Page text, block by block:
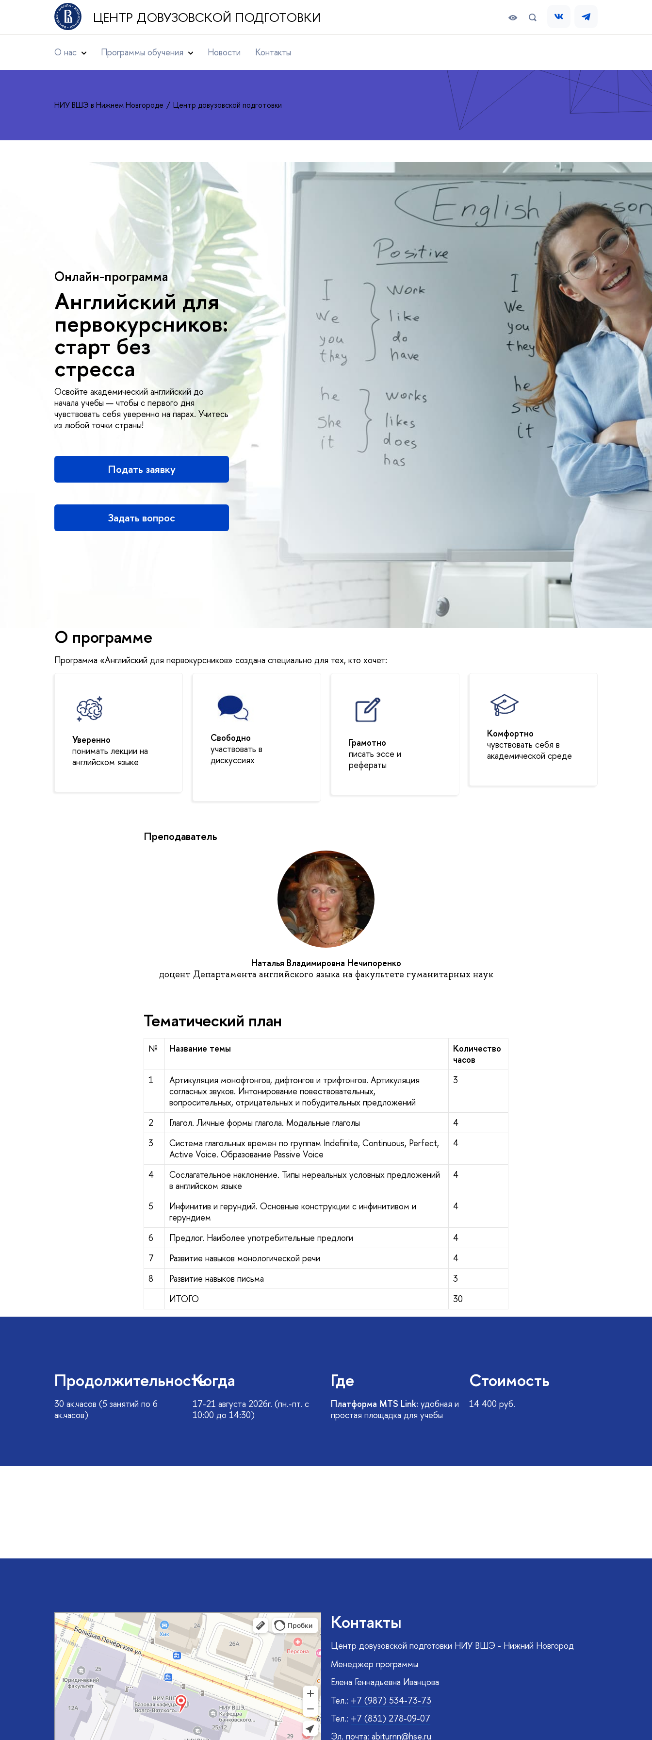
ЦЕНТР ДОВУЗОВСКОЙ ПОДГОТОВКИ
О нас Программы обучения Новости Контакты
НИУ ВШЭ в Нижнем Новгороде Центр довузовской подготовки
Онлайн-программа
Английский для
первокурсников:
старт без
стресса
Освойте академический английский до
начала учебы — чтобы с первого дня
чувствовать себя уверенно на парах. Учитесь
из любой точки страны!
Подать заявку
Задать вопрос
О программе
Программа «Английский для первокурсников» создана специально для тех, кто хочет:
Уверенно
понимать лекции на
английском языке
Свободно
участвовать в
дискуссиях
Грамотно
писать эссе и
рефераты
Комфортно
чувствовать себя в
академической среде
Преподаватель
Наталья Владимировна Нечипоренко
доцент Департамента английского языка на факультете гуманитарных наук
Тематический план
№ Название темы
Количество
часов
1
Артикуляция монофтонгов, дифтонгов и трифтонгов. Артикуляция
согласных звуков. Интонирование повествовательных,
вопросительных, отрицательных и побудительных предложений
3
2 Глагол. Личные формы глагола. Модальные глаголы
4
3
Система глагольных времен по группам Indefinite, Continuous, Perfect,
Active Voice. Образование Passive Voice
4
4
Сослагательное наклонение. Типы нереальных условных предложений
в английском языке
4
5
Инфинитив и герундий. Основные конструкции с инфинитивом и
герундием
4
6 Предлог. Наиболее употребительные предлоги
4
7
Развитие навыков монологической речи
4
8
Развитие навыков письма
3
ИТОГО
30
Продолжительность
30 ак.часов (5 занятий по 6
ак.часов)
Когда
17-21 августа 2026г. (пн.-пт. с
10:00 до 14:30)
Где
Платформа MTS Link: удобная и
простая площадка для учебы
Стоимость
14 400 руб.
Нижний Новгород
Яндекс Карты — транспорт, навигация, поиск мест
Контакты
Центр довузовской подготовки НИУ ВШЭ - Нижний Новгород
Менеджер программы
Елена Геннадьевна Иванцова
Тел.: +7 (987) 534-73-73
Тел.: +7 (831) 278-09-07
Эл. почта: abiturnn@hse.ru